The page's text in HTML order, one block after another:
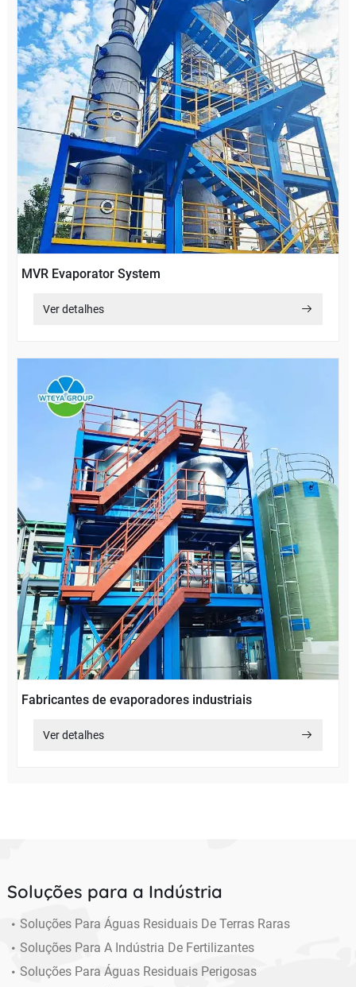
MVR Evaporator System
Ver detalhes
Fabricantes de evaporadores industriais
Ver detalhes
Soluções para a Indústria
Soluções Para Águas Residuais De Terras Raras
Soluções Para A Indústria De Fertilizantes
Soluções Para Águas Residuais Perigosas